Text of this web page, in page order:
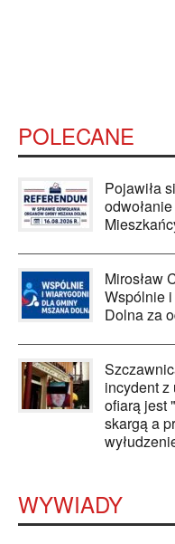
POLECANE
Pojawiła
Mirosław
Wspólnie
Dolna za
incydent z
ofiarą jest
skargą a
WYWIADY